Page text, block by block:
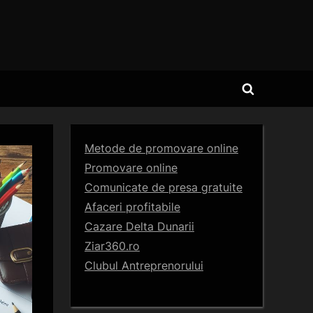
Toggle
Metode de promovare online
Promovare online
Comunicate de presa gratuite
Afaceri profitabile
Cazare Delta Dunarii
Ziar360.ro
Clubul Antreprenorului